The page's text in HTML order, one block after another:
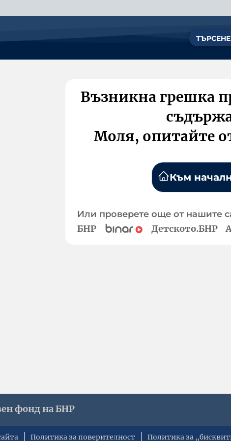
Възникна грешка
Моля, опитайте
Към
Или проверете още от нашите
БНР Детското.БНР
фонд на БНР
Политика за поверителност Политика за